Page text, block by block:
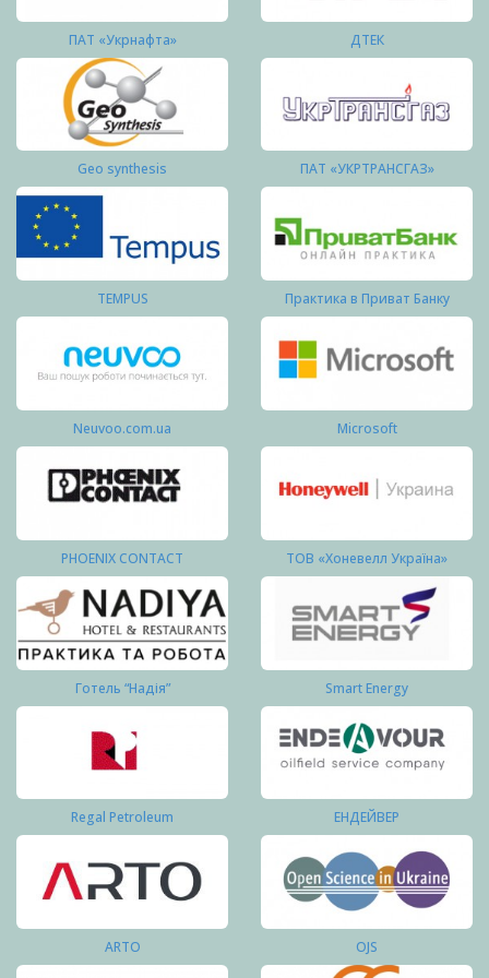
ПАТ «Укрнафта» ДТЕК
Geo synthesis ПАТ «УКРТРАНСГАЗ»
TEMPUS Практика в Приват Банку
Neuvoo.com.ua Microsoft
PHOENIX CONTACT ТОВ «Хоневелл Україна»
Готель “Надія” Smart Energy
Regal Petroleum ЕНДЕЙВЕР
ARTO OJS